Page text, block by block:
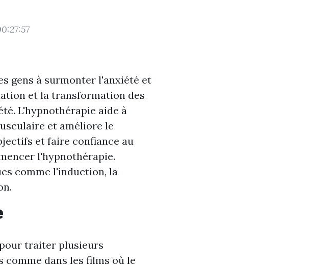
gens à surmonter l'anxiété et
et la transformation des
L'hypnothérapie aide à
et améliore le
et faire confiance au
l'hypnothérapie.
comme l'induction, la
traiter plusieurs
comme dans les films où le